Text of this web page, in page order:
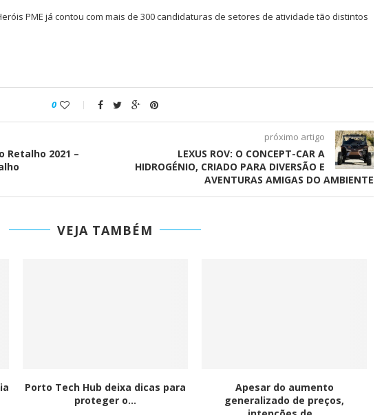
PME já contou com mais de 300 candidaturas de setores de atividade tão distintos
0
Retalho 2021 –
próximo artigo
LEXUS ROV: O CONCEPT-CAR A
HIDROGÉNIO, CRIADO PARA DIVERSÃO E
AVENTURAS AMIGAS DO AMBIENTE
VEJA TAMBÉM
Porto Tech Hub deixa dicas para
proteger o...
Apesar do aumento
generalizado de preços,
se à DIG-IN para
BMcar abre portas em Guimarães
num investimento de...